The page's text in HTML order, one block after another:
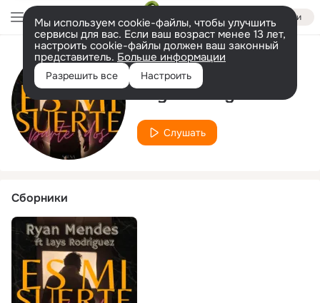
Войти
Мы используем cookie-файлы, чтобы улучшить
сервисы для вас. Если ваш возраст менее 13 лет,
настроить cookie-файлы должен ваш законный
представитель. Больше информации
Разрешить все Настроить
Исполнитель
Lays Rodríguez
Слушать
Сборники